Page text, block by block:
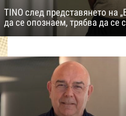
TINO след представянето на
да се опознаем, трябва да се